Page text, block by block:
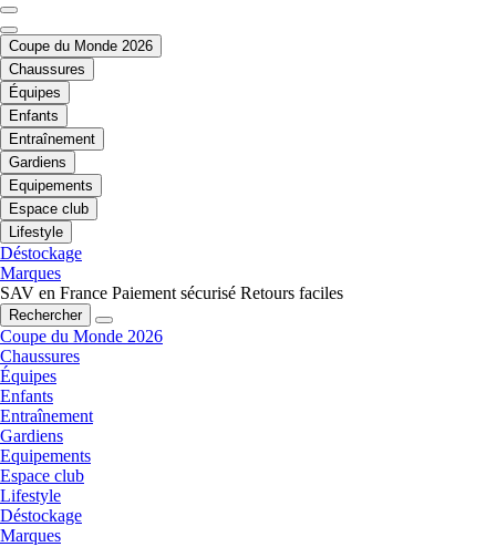
Coupe du Monde 2026
Chaussures
Équipes
Enfants
Entraînement
Gardiens
Equipements
Espace club
Lifestyle
Déstockage
Marques
SAV en France Paiement sécurisé Retours faciles
Rechercher
Coupe du Monde 2026
Chaussures
Équipes
Enfants
Entraînement
Gardiens
Equipements
Espace club
Lifestyle
Déstockage
Marques